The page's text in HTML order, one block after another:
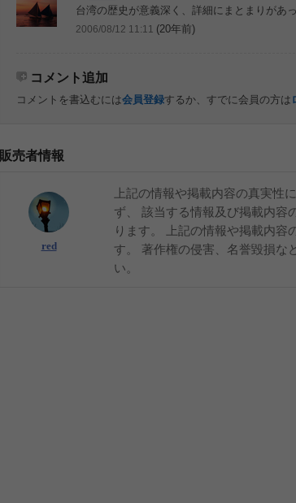
台湾の歴史が意義深く、詳細にまとまりがあ
2006/08/12 11:11 (20年前)
コメント追加
コメントを書込むには会員登録するか、すでに会員の方は
販売者情報
red
上記の情報や掲載内容の真実性
ず、 該当する情報及び掲載内容
ります。 上記の情報や掲載内容
す。 著作権の侵害、名誉毀損な
い。